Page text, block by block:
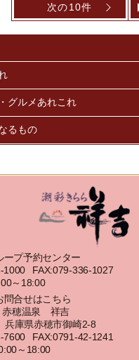
次の10件
ープ予約センター
1000
FAX:079-336-1027
～18:00
問合せはこちら
穂温泉 祥吉
庫県赤穂市御崎2-8
7600
FAX:0791-42-1241
～18:00